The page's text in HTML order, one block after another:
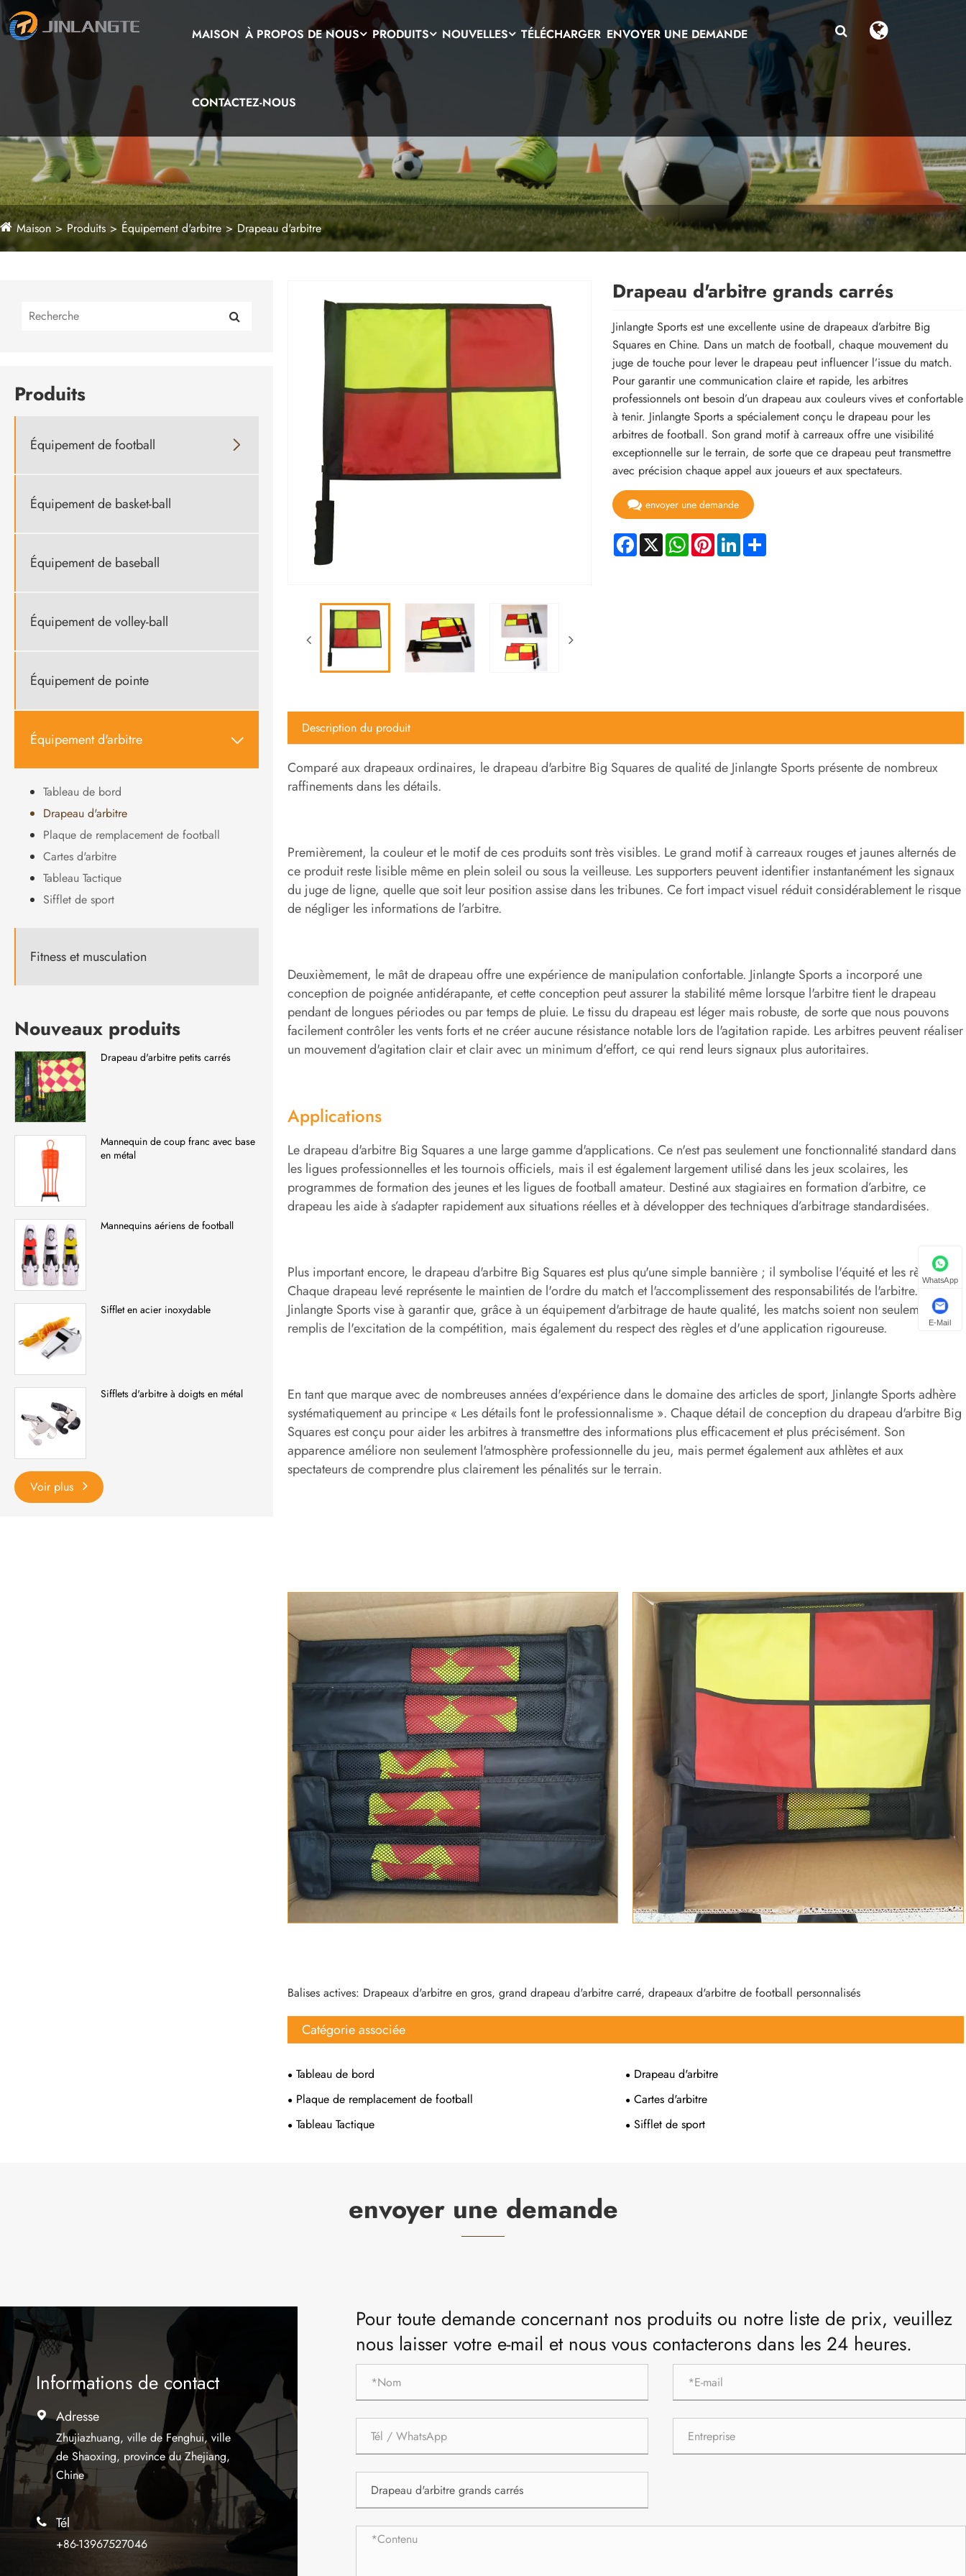
MAISON À PROPOS DE NOUS PRODUITS NOUVELLES TÉLÉCHARGER ENVOYER UNE DEMANDE
CONTACTEZ-NOUS
Maison Produits Équipement d'arbitre Drapeau d'arbitre
Produits
Équipement de football 
Équipement de basket-ball
Équipement de baseball
Équipement de volley-ball
Équipement de pointe
Équipement d'arbitre 
Tableau de bord
Drapeau d'arbitre
Plaque de remplacement de football
Cartes d'arbitre
Tableau Tactique
Sifflet de sport
Fitness et musculation
Nouveaux produits
Drapeau d'arbitre petits carrés
Mannequin de coup franc avec base
en métal
Mannequins aériens de football
Sifflet en acier inoxydable
Sifflets d'arbitre à doigts en métal
Voir plus
Drapeau d'arbitre grands carrés
Jinlangte Sports est une excellente usine de drapeaux d’arbitre Big
Squares en Chine. Dans un match de football, chaque mouvement du
juge de touche pour lever le drapeau peut influencer l’issue du match.
Pour garantir une communication claire et rapide, les arbitres
professionnels ont besoin d’un drapeau aux couleurs vives et confortable
à tenir. Jinlangte Sports a spécialement conçu le drapeau pour les
arbitres de football. Son grand motif à carreaux offre une visibilité
exceptionnelle sur le terrain, de sorte que ce drapeau peut transmettre
avec précision chaque appel aux joueurs et aux spectateurs.
envoyer une demande
Facebook
X WhatsApp
PinterestLinkedInShare
Description du produit
Comparé aux drapeaux ordinaires, le drapeau d'arbitre Big Squares de qualité de Jinlangte Sports présente de nombreux
raffinements dans les détails.
Premièrement, la couleur et le motif de ces produits sont très visibles. Le grand motif à carreaux rouges et jaunes alternés de
ce produit reste lisible même en plein soleil ou sous la veilleuse. Les supporters peuvent identifier instantanément les signaux
du juge de ligne, quelle que soit leur position assise dans les tribunes. Ce fort impact visuel réduit considérablement le risque
de négliger les informations de l’arbitre.
Deuxièmement, le mât de drapeau offre une expérience de manipulation confortable. Jinlangte Sports a incorporé une
conception de poignée antidérapante, et cette conception peut assurer la stabilité même lorsque l'arbitre tient le drapeau
pendant de longues périodes ou par temps de pluie. Le tissu du drapeau est léger mais robuste, de sorte que nous pouvons
facilement contrôler les vents forts et ne créer aucune résistance notable lors de l'agitation rapide. Les arbitres peuvent réaliser
un mouvement d'agitation clair et clair avec un minimum d'effort, ce qui rend leurs signaux plus autoritaires.
Applications
Le drapeau d'arbitre Big Squares a une large gamme d'applications. Ce n'est pas seulement une fonctionnalité standard dans
les ligues professionnelles et les tournois officiels, mais il est également largement utilisé dans les jeux scolaires, les
programmes de formation des jeunes et les ligues de football amateur. Destiné aux stagiaires en formation d’arbitre, ce
drapeau les aide à s’adapter rapidement aux situations réelles et à développer des techniques d’arbitrage standardisées.
Plus important encore, le drapeau d'arbitre Big Squares est plus qu'une simple bannière ; il symbolise l'équité et les règles.
Chaque drapeau levé représente le maintien de l'ordre du match et l'accomplissement des responsabilités de l'arbitre.
Jinlangte Sports vise à garantir que, grâce à un équipement d'arbitrage de haute qualité, les matchs soient non seulement
remplis de l'excitation de la compétition, mais également du respect des règles et d'une application rigoureuse.
En tant que marque avec de nombreuses années d'expérience dans le domaine des articles de sport, Jinlangte Sports adhère
systématiquement au principe « Les détails font le professionnalisme ». Chaque détail de conception du drapeau d'arbitre Big
Squares est conçu pour aider les arbitres à transmettre des informations plus efficacement et plus précisément. Son
apparence améliore non seulement l'atmosphère professionnelle du jeu, mais permet également aux athlètes et aux
spectateurs de comprendre plus clairement les pénalités sur le terrain.
Balises actives: Drapeaux d'arbitre en gros, grand drapeau d'arbitre carré, drapeaux d'arbitre de football personnalisés
Catégorie associée
Tableau de bord
Drapeau d'arbitre
Plaque de remplacement de football
Cartes d'arbitre
Tableau Tactique
Sifflet de sport
envoyer une demande
Informations de contact
 Adresse
Zhujiazhuang, ville de Fenghui, ville
de Shaoxing, province du Zhejiang,
Chine
 Tél
+86-13967527046
Pour toute demande concernant nos produits ou notre liste de prix, veuillez
nous laisser votre e-mail et nous vous contacterons dans les 24 heures.
WhatsApp
E-Mail